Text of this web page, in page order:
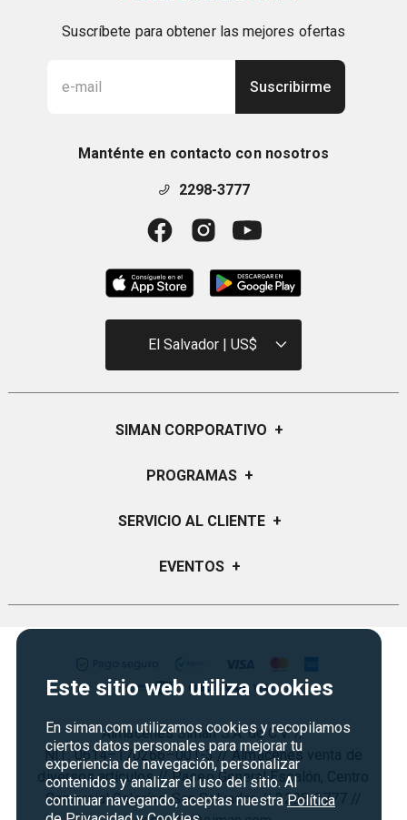
Este sitio web utiliza cookies
En siman.com utilizamos cookies y recopilamos
ciertos datos personales para mejorar tu
experiencia de navegación, personalizar
contenidos y analizar el uso del sitio. Al
continuar navegando, aceptas nuestra Política
Suscríbete para obtener las mejores ofertas
Suscribirme
Manténte en contacto con nosotros
2298-3777
El Salvador | US$
SIMAN CORPORATIVO +
Quiénes Somos
Sucursales
PROGRAMAS +
Certificados de Regalo
Credisiman
Vende en Marketplace
SERVICIO AL CLIENTE +
Preguntas Frecuentes
Política de Privacidad
Derecho de Retracto
Condiciones de uso
Términos y condiciones
EVENTOS +
Cyber Monday
Agosto es diversión
Almacenes Siman S.A. de C.V. //
NIT: 0614–170266–001-3 // Almacenes venta de
diversos artículos // Paseo General Escalón, Centro
Comercial Galerías, San Salvador. // 2298-3777 //